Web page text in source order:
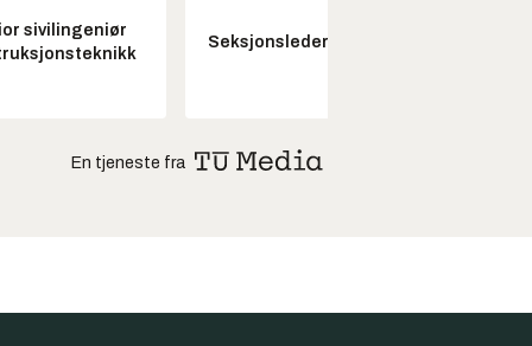
sivilingeniør
Seksjonsleder Nye Troll
En tjeneste fra